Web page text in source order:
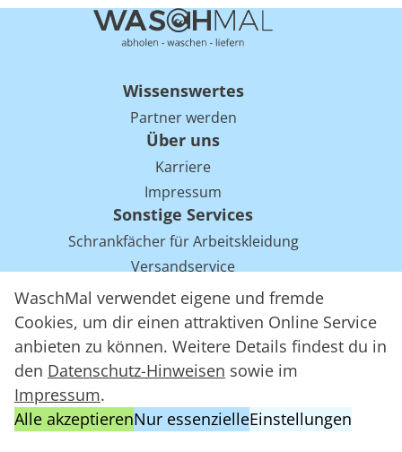
WaschMal verwendet eigene und fremde
Cookies, um dir einen attraktiven Online Service
anbieten zu können. Weitere Details findest du in
den Datenschutz-Hinweisen sowie im
Impressum.
Alle akzeptierenNur essenzielleEinstellungen
Wissenswertes
Partner werden
Über uns
Karriere
Impressum
Sonstige Services
Schrankfächer für Arbeitskleidung
Versandservice
Einsparpotentiale für Mietwäsche bei Arbeitskleidung
Arbeitskleidung Tracking mit RFID
WaschMal GmbH 2016 – 2026
Datenschutz
Allgemeine Geschäftsbedingungen